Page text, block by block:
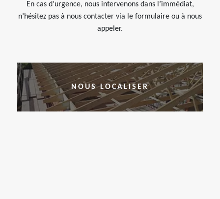
En cas d’urgence, nous intervenons dans l’immédiat,
n’hésitez pas à nous contacter via le formulaire ou à nous
appeler.
NOUS LOCALISER